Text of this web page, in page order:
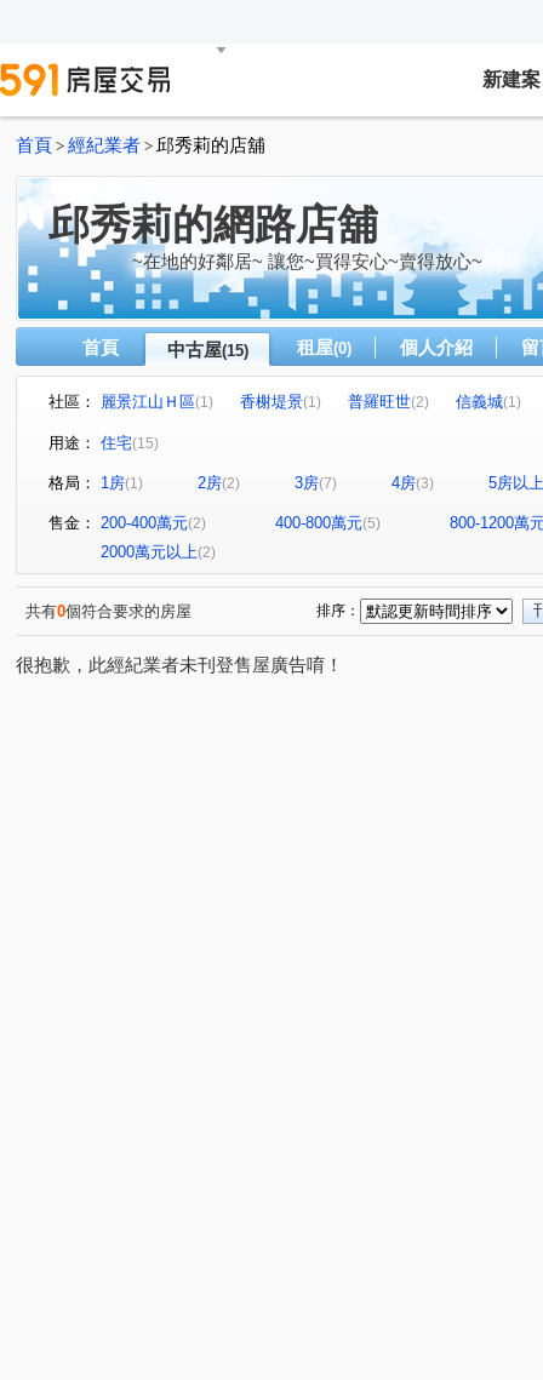
新建案
首頁 > 經紀業者 > 邱秀莉的店舖
邱秀莉的網路店舖
~在地的好鄰居~ 讓您~買得安心~賣得放心~
首頁 中古屋(15) 租屋(0) 個人介紹
社區： 麗景江山Ｈ區(1) 香榭堤景(1) 普羅旺世(2) 信義城(1)
第一特獎
觀海街
教孝街 孝東路 (1) 安一路(1) 調和街(1)
用途： 住宅(15)
格局： 1房(1) 2房(2) 3房(7) 4房(3) 5房以上
售金： 200-400萬元(2) 400-800萬元(5)
800-1200萬
2000萬元以上(2)
共有0個符合要求的房屋 排序：
很抱歉，此經紀業者未刊登售屋廣告唷！